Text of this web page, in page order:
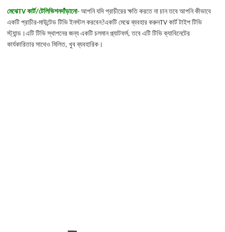
মেঝেTVকার্ট/টেলিভিশনদাঁড়ানো- আপনি যদি প্রাচীরের ক্ষতি করতে না চান তবে আপনি কীভাবে
একটি প্রাচীর-মাউন্টেড টিভি ইনস্টল করবেন?একটি মেঝে ব্যবহার করুনTVকার্ট টাইপ টিভি
স্ট্যান্ড।এটি টিভি স্থাপনের জন্য একটি চলমান প্ল্যাটফর্ম, তবে এটি টিভি ক্যাবিনেটের
কার্যকারিতার সাথেও মিলিত, খুব ব্যবহারিক।